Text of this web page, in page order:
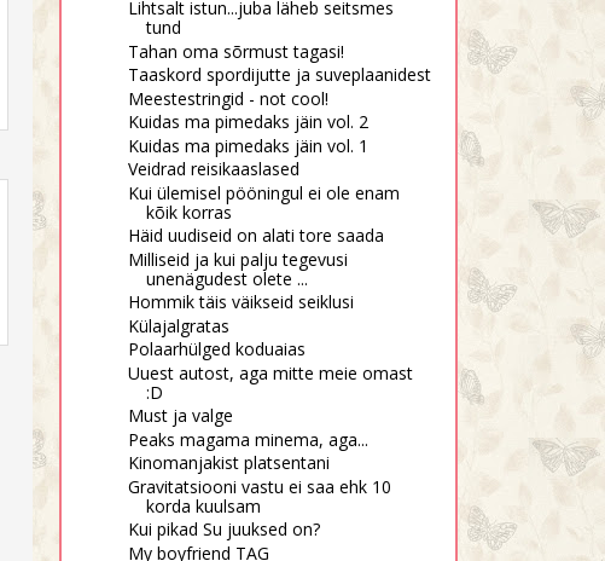
Lihtsalt istun...juba läheb seitsmes
tund
Tahan oma sõrmust tagasi!
Taaskord spordijutte ja suveplaanidest
Meestestringid - not cool!
Kuidas ma pimedaks jäin vol. 2
Kuidas ma pimedaks jäin vol. 1
Veidrad reisikaaslased
Kui ülemisel pööningul ei ole enam
kõik korras
Häid uudiseid on alati tore saada
Milliseid ja kui palju tegevusi
unenägudest olete ...
Hommik täis väikseid seiklusi
Külajalgratas
Polaarhülged koduaias
Uuest autost, aga mitte meie omast
:D
Must ja valge
Peaks magama minema, aga...
Kinomanjakist platsentani
Gravitatsiooni vastu ei saa ehk 10
korda kuulsam
Kui pikad Su juuksed on?
My boyfriend TAG